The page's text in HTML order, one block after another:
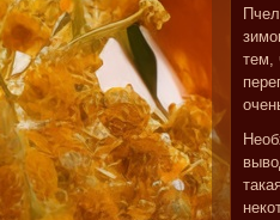
тем,